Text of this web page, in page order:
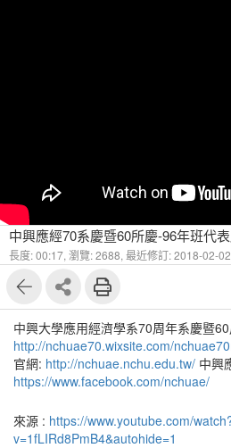
中興應經70系慶暨60所慶-96年班代
長度: 00:17, 瀏覽: 2688, 最近修訂: 2018-02-02
中興大學應用經濟學系70周年系慶暨
http://nchuae70.wixsite.com/
官網: http://nchuae.nchu.edu.tw/ 中興
https://www.facebook.com/nchuae/
來源 : https://www.youtube.com/
v=1fLIRd8PmB4&autohide=1